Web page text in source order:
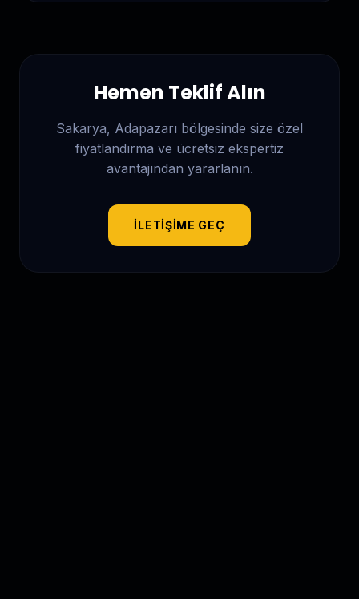
Hemen Teklif Alın
Sakarya, Adapazarı bölgesinde size özel
fiyatlandırma ve ücretsiz ekspertiz
avantajından yararlanın.
İLETIŞIME GEÇ